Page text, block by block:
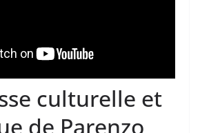
culturelle et
de Parenzo